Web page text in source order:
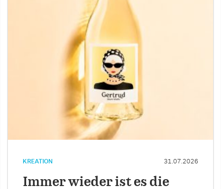
KREATION 31.07.2026
Immer wieder ist es die